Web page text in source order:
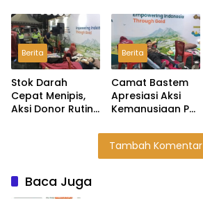
Masyarakat di
Wilayah Lingkar
Tambang Luwu
Pembentukan
Provinsi Dijanjikan
Masuk
Rekomendasi
Pemerintah
Berita
Stok Darah
Cepat Menipis,
Aksi Donor Rutin
Berita
Camat Bastem
Apresiasi Aksi
Kemanusiaan PT
Kegiatan Donor
Darah
Tambah Komentar
Baca Juga